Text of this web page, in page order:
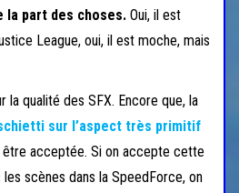
la part des choses. Oui, il est
League, oui, il est moche, mais
la qualité des SFX. Encore que, la
sur l’aspect très primitif
acceptée. Si on accepte cette
scènes dans la SpeedForce, on